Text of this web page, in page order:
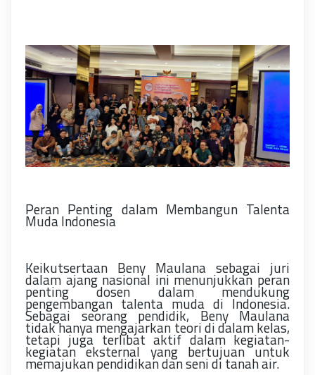
Peran Penting dalam Membangun Talenta
Muda Indonesia
Keikutsertaan Beny Maulana sebagai juri
dalam ajang nasional ini menunjukkan peran
penting dosen dalam mendukung
pengembangan talenta muda di Indonesia.
Sebagai seorang pendidik, Beny Maulana
tidak hanya mengajarkan teori di dalam kelas,
tetapi juga terlibat aktif dalam kegiatan-
kegiatan eksternal yang bertujuan untuk
memajukan pendidikan dan seni di tanah air.